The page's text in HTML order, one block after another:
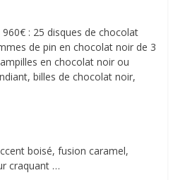
960€ : 25 disques de chocolat
de pin en chocolat noir de 3
en chocolat noir ou
billes de chocolat noir,
boisé, fusion caramel,
craquant …